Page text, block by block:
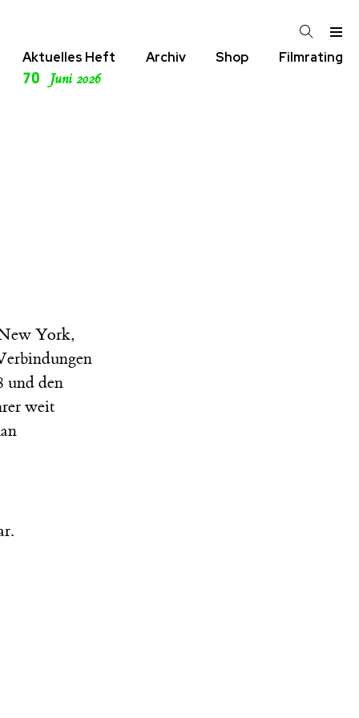
Aktuelles Heft
70 Juni 2026
Archiv Shop Filmrating
York,
und den
weit